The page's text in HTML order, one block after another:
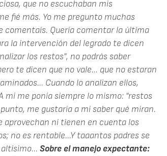
que no escuchaban mis
fié más. Yo me pregunto muchas
comentais. Quería comentar la última
la intervención del legrado te dicen
los restos", no podrás saber
te dicen que no vale... que no estaran
Cuando lo analizan ellos,
mi me ponía siempre lo mismo: "restos
me gustaría a mi saber qué miran.
aprovechan ni tienen en cuenta los
no es rentable...Y taaantos padres se
Sobre el manejo expectante: